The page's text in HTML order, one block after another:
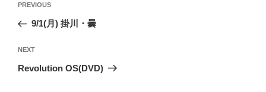
ナ
ビ
ゲ
Previous
Post
PREVIOUS
9/1(月) 掛川・曇
Next
Post
NEXT
Revolution OS(DVD)